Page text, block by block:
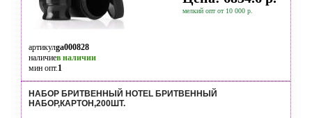
мелкий опт от 10 000 р.
артикулga000828
наличиев наличии
мин опт.1
НАБОР БРИТВЕННЫЙ HOTEL БРИТВЕННЫЙ
НАБОР,КАРТОН,200ШТ.